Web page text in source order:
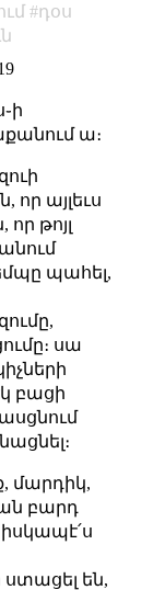
դօս
ա։
որ այլեւս
թոյլ
պահել,
սա
բացի
մարդիկ,
բարդ
ստացել են,